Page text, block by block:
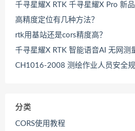
千寻星耀X RTK 千寻星耀X Pro 新
高精度定位有几种方法？
rtk用基站还是cors精度高？
千寻星耀X RTK 智能语音AI 无网测
CH1016-2008 测绘作业人员安全
分类
CORS使用教程